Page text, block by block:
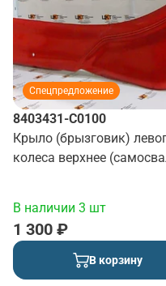
Спецпредложение
8403431-C0100
Крыло (брызговик)
колеса верхнее
В наличии 3 шт
1 300 ₽
В корзину